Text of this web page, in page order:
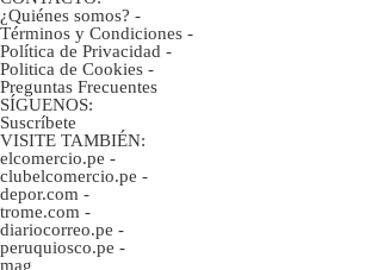
¿Quiénes somos? -
Términos y Condiciones -
Política de Privacidad -
Politica de Cookies -
Preguntas Frecuentes
SÍGUENOS:
Suscríbete
VISITE TAMBIÉN:
elcomercio.pe -
clubelcomercio.pe -
depor.com -
trome.com -
diariocorreo.pe -
peruquiosco.pe -
mag